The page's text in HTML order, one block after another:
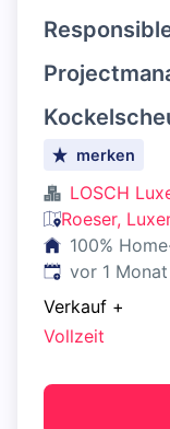
merken
LOSCH
Roeser,
100%
Veröffentlicht:
vor 1 Monat
Verkauf +
Vollzeit